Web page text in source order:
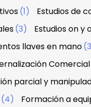
(1) Estudios de
(3) Estudios on y
llaves en mano
Comercial
parcial y
(4) Formación a